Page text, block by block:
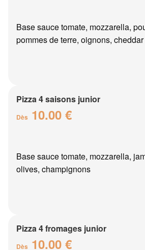
Base sauce tomate, mozzarella,
pommes de terre, oignons, cheddar
Pizza 4 saisons junior
Dès 10.00 €
Base sauce tomate, mozzarella,
olives, champignons
Pizza 4 fromages junior
Dès 10.00 €